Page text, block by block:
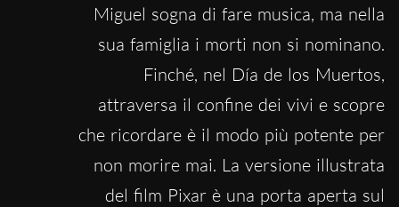
Miguel sogna di fare musica, ma nella
sua famiglia i morti non si nominano.
Finché, nel Día de los Muertos,
attraversa il confine dei vivi e scopre
che ricordare è il modo più potente per
non morire mai. La versione illustrata
del film Pixar è una porta aperta sul